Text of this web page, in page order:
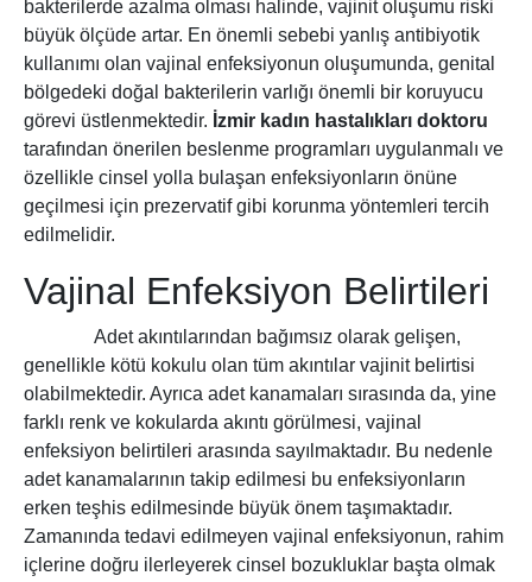
bakterilerde azalma olması halinde, vajinit oluşumu riski
büyük ölçüde artar. En önemli sebebi yanlış antibiyotik
kullanımı olan vajinal enfeksiyonun oluşumunda, genital
bölgedeki doğal bakterilerin varlığı önemli bir koruyucu
görevi üstlenmektedir. İzmir kadın hastalıkları doktoru
tarafından önerilen beslenme programları uygulanmalı ve
özellikle cinsel yolla bulaşan enfeksiyonların önüne
geçilmesi için prezervatif gibi korunma yöntemleri tercih
edilmelidir.
Vajinal Enfeksiyon Belirtileri
Adet akıntılarından bağımsız olarak gelişen,
genellikle kötü kokulu olan tüm akıntılar vajinit belirtisi
olabilmektedir. Ayrıca adet kanamaları sırasında da, yine
farklı renk ve kokularda akıntı görülmesi, vajinal
enfeksiyon belirtileri arasında sayılmaktadır. Bu nedenle
adet kanamalarının takip edilmesi bu enfeksiyonların
erken teşhis edilmesinde büyük önem taşımaktadır.
Zamanında tedavi edilmeyen vajinal enfeksiyonun, rahim
içlerine doğru ilerleyerek cinsel bozukluklar başta olmak